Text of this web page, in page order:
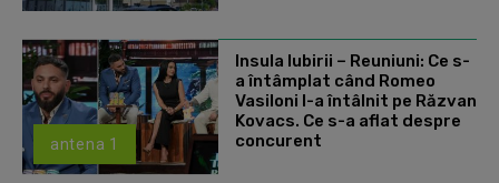
antena 1
Insula Iubirii – Reuniuni: Ce s-
a întâmplat când Romeo
Vasiloni l-a întâlnit pe Răzvan
Kovacs. Ce s-a aflat despre
concurent